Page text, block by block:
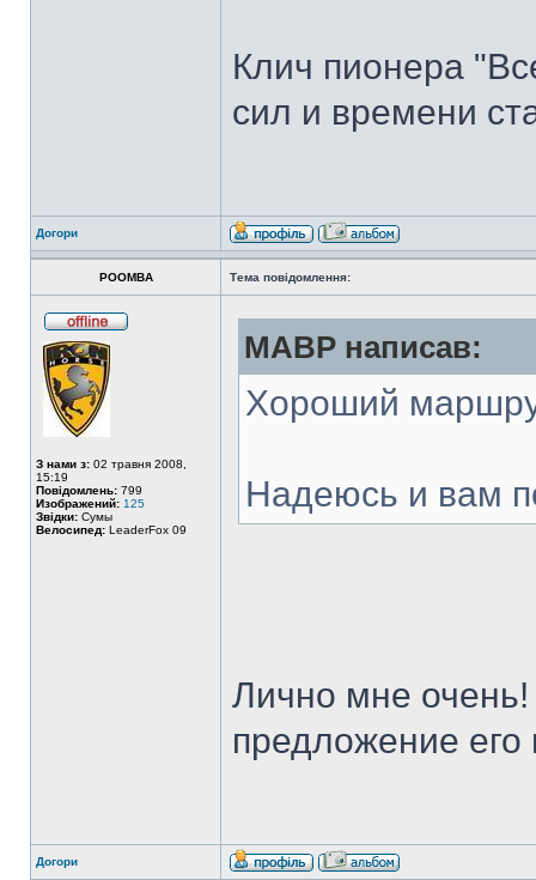
Клич пионера
сил и времени
Догори
POOMBA Тема повідомлення:
З нами з: 02 травня 2008,
15:19
Повідомлень: 799
Изображений: 125
Звідки: Сумы
Велосипед: LeaderFox 09
MABP написав:
Хороший
Надеюсь и вам
Лично мне
предложение
Догори